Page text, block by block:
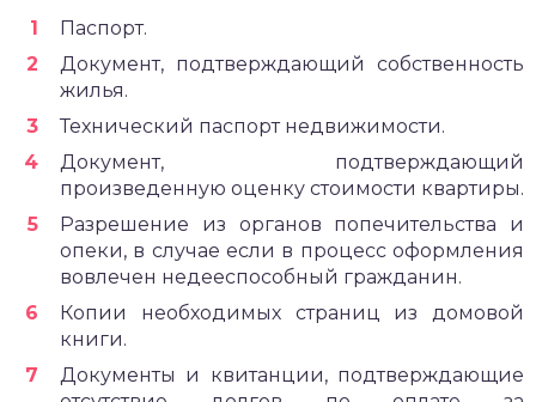
Паспорт.
Документ, подтверждающий собственность
жилья.
Технический паспорт недвижимости.
Документ, подтверждающий
произведенную оценку стоимости квартиры.
Разрешение из органов попечительства и
опеки, в случае если в процесс оформления
вовлечен недееспособный гражданин.
Копии необходимых страниц из домовой
книги.
Документы и квитанции, подтверждающие